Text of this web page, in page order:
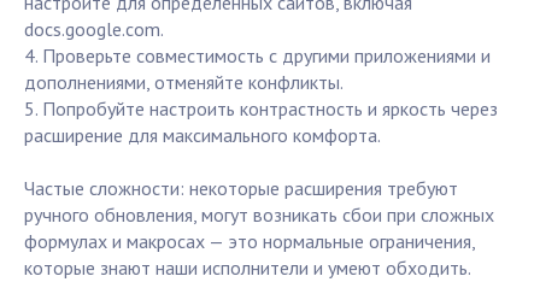
docs.google.com.
4. Проверьте совместимость с другими приложениями и
дополнениями, отменяйте конфликты.
5. Попробуйте настроить контрастность и яркость через
расширение для максимального комфорта.
Частые сложности: некоторые расширения требуют
ручного обновления, могут возникать сбои при сложных
формулах и макросах — это нормальные ограничения,
которые знают наши исполнители и умеют обходить.